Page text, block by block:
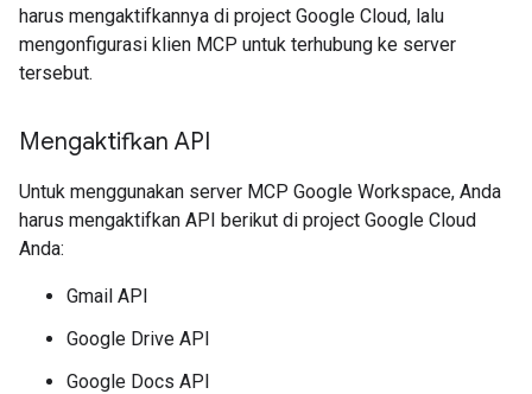
harus mengaktifkannya di project Google Cloud, lalu
mengonfigurasi klien MCP untuk terhubung ke server
tersebut.
Mengaktifkan API
Untuk menggunakan server MCP Google Workspace, Anda
harus mengaktifkan API berikut di project Google Cloud
Anda:
Gmail API
Google Drive API
Google Docs API